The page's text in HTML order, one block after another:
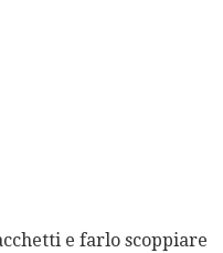
e farlo scoppiare